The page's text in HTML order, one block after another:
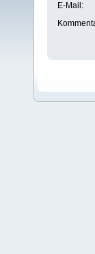
E-Mail :